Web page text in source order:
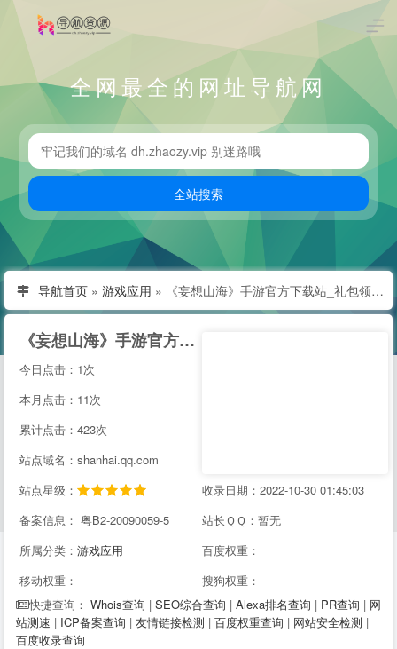
全网最全的网址导航网
导航首页 » 游戏应用 » 《妄想山海》手游官方下载站_礼包领取_腾讯游戏
《妄想山海》手游官方下载站_礼包领取_腾讯游戏
今日点击：1次
本月点击：11次
累计点击：423次
站点域名：shanhai.qq.com
站点星级：
收录日期：2022-10-30 01:45:03
备案信息： 粤B2-20090059-5
站长ＱＱ：暂无
所属分类： 游戏应用
百度权重：
移动权重：
搜狗权重：
快捷查询： Whois查询 | SEO综合查询 | Alexa排名查询 | PR查询 | 网
站测速 | ICP备案查询 | 友情链接检测 | 百度权重查询 | 网站安全检测 |
百度收录查询